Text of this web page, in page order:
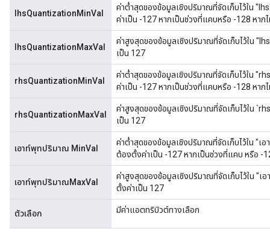
lhsQuantizationMinVal
ค่าต่ำสุดของข้อมูลเชิงปริมาณที่จัดเก็บไว้ใน
ค่าเป็น -127 หากเป็นช่วงที่แคบหรือ -128 หากไ
lhsQuantizationMaxVal
ค่าสูงสุดของข้อมูลเชิงปริมาณที่จัดเก็บไว้ใน
เป็น 127
rhsQuantizationMinVal
ค่าต่ำสุดของข้อมูลเชิงปริมาณที่จัดเก็บไว้ใน
ค่าเป็น -127 หากเป็นช่วงที่แคบหรือ -128 หากไ
rhsQuantizationMaxVal
ค่าสูงสุดของข้อมูลเชิงปริมาณที่จัดเก็บไว้ใน
เป็น 127
เอาท์พุทปริมาณ MinVal
ค่าต่ำสุดของข้อมูลเชิงปริมาณที่จัดเก็บไว้ใน "เ
ต้องตั้งค่าเป็น -127 หากเป็นช่วงที่แคบ หรือ -
เอาท์พุทปริมาณMaxVal
ค่าสูงสุดของข้อมูลเชิงปริมาณที่จัดเก็บไว้ใน "เ
ตั้งค่าเป็น 127
ตัวเลือก มีค่าแอตทริบิวต์ทางเลือก